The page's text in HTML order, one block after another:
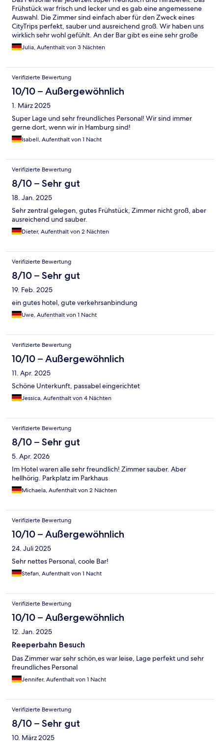
Frühstück war frisch und lecker und es gab eine angemessene
Auswahl. Die Zimmer sind einfach aber für den Zweck eines
CityTrips perfekt, sauber und ausreichend groß. Wir haben uns
wirklich sehr wohl gefühlt. An der Bar gibt es eine sehr große
Auswahl. Da war immer für jeden was dabei
Julia, Aufenthalt von 3 Nächten
Verifizierte Bewertung
10/10 – Außergewöhnlich
1. März 2025
Super Lage und sehr freundliches Personal! Wir sind immer
gerne dort, wenn wir in Hamburg sind!
Isabell, Aufenthalt von 1 Nacht
Verifizierte Bewertung
8/10 – Sehr gut
18. Jan. 2025
Sehr zentral gelegen, gutes Frühstück, Zimmer nicht groß, aber
ausreichend und sauber.
Dieter, Aufenthalt von 2 Nächten
Verifizierte Bewertung
8/10 – Sehr gut
19. Feb. 2025
ein gutes hotel, gute verkehrsanbindung
Uwe, Aufenthalt von 1 Nacht
Verifizierte Bewertung
10/10 – Außergewöhnlich
11. Apr. 2025
Schöne Unterkunft, passabel eingerichtet
Jessica, Aufenthalt von 4 Nächten
Verifizierte Bewertung
8/10 – Sehr gut
5. Apr. 2026
Im Hotel waren alle sehr freundlich! Zimmer sauber. Aber
hellhörig. Parkplatz im Parkhaus
Michaela, Aufenthalt von 2 Nächten
Verifizierte Bewertung
10/10 – Außergewöhnlich
24. Juli 2025
Sehr nettes Personal, coole Bar!
Stefan, Aufenthalt von 1 Nacht
Verifizierte Bewertung
10/10 – Außergewöhnlich
12. Jan. 2025
Reeperbahn Besuch
Das Zimmer war sehr schön,es war leise, Lage perfekt und sehr
freundliches Personal
Jennifer, Aufenthalt von 1 Nacht
Verifizierte Bewertung
8/10 – Sehr gut
10. März 2025